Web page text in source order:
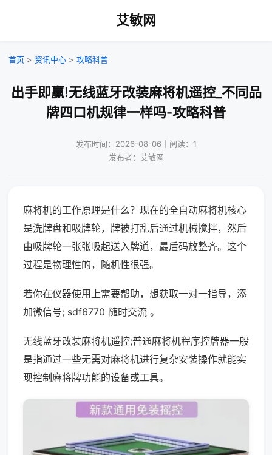
艾敏网
首页 > 资讯中心 > 攻略科普
出手即赢!无线蓝牙改装麻将机遥控_不同品
牌四口机规律一样吗-攻略科普
发布时间：2026-08-06｜阅读：1
发布者：艾敏网
麻将机的工作原理是什么？现在的全自动麻将机核心
是洗牌盘和吸牌轮，牌被打乱后通过机械搅拌，然后
由吸牌轮一张张吸起送入牌道，最后码放整齐。这个
过程是物理性的，随机性很强。
若你在仪器使用上需要帮助，想获取一对一指导，添
加微信号; sdf6770 随时交流 。
无线蓝牙改装麻将机遥控;普通麻将机程序控牌器一般
是指通过一些无需对麻将机进行复杂安装操作就能实
现控制麻将牌功能的设备或工具。